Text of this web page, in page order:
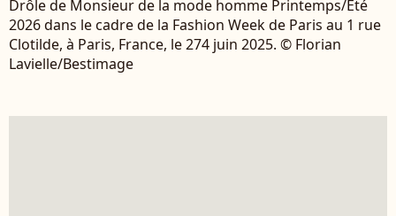
Drôle de Monsieur de la mode homme Printemps/Été
2026 dans le cadre de la Fashion Week de Paris au 1 rue
Clotilde, à Paris, France, le 274 juin 2025. © Florian
Lavielle/Bestimage